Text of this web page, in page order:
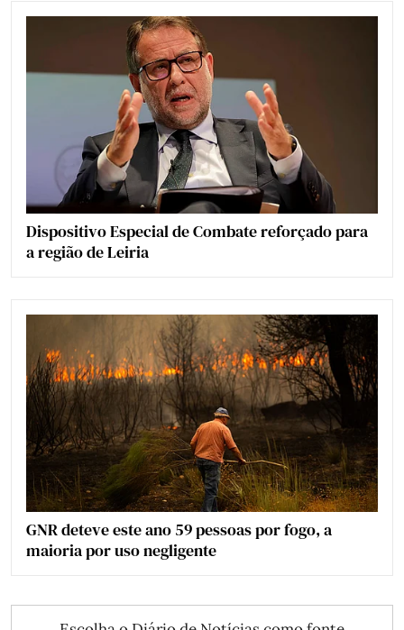
Dispositivo Especial de Combate reforçado para
a região de Leiria
GNR deteve este ano 59 pessoas por fogo, a
maioria por uso negligente